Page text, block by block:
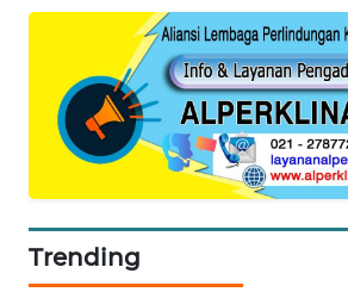
Trending
NEWS
KRT
NEWS
KARING
JURNAL
MARITIM